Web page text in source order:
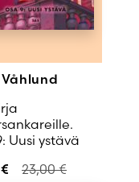
Uusi ystävä
€ 23,00€